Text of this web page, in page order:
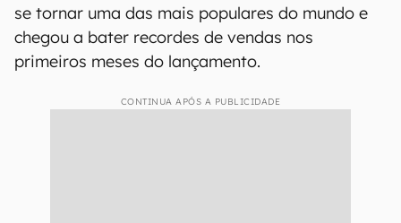
se tornar uma das mais populares do mundo e
chegou a bater recordes de vendas nos
primeiros meses do lançamento.
CONTINUA APÓS A PUBLICIDADE